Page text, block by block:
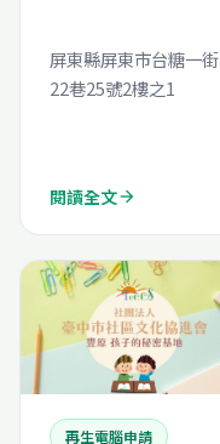
屏東縣屏東市台糖一街
22巷25號2樓之1
閱讀全文arrow_forward
再生電腦申請